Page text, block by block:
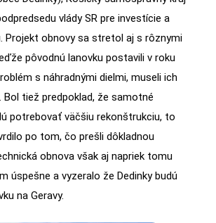
vlády SR pre investície a
Projekt obnovy sa stretol aj s rôznymi
pôvodnú lanovku postavili v roku
s náhradnými dielmi, museli ich
Bol tiež predpoklad, že samotné
potrebovať väčšiu rekonštrukciu, to
po tom, čo prešli dôkladnou
obnova však aj napriek tomu
úspešne a vyzeralo že Dedinky budú
na Geravy.